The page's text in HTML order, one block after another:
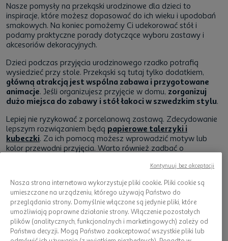
Nasze pomysły na przekąski urodzinowe dla dzieci to
inspiracje, które możesz dopasować do ich wieku i upodobań
smakowych. Na koniec pomożemy Ci udekorować stół i
podamy praktyczne porady dotyczące wyboru zastawy i
akcesoriów dekoracyjnych.
Dzieci podczas przyjęcia urodzinowego rzadko potrafią
wysiedzieć przy stole. Przekąski są tutaj tylko dodatkiem,
główną atrakcją jest wspólna zabawa i przygotowane
animacje. Jeśli organizujesz przyjęcie w domu, zorganizuj
dużo miejsca do zabawy i stół łakoci w szwedzkim stylu.
Lepiej nie ryzykować z porcelanową zastawą. Zdecydowanie
lepszym rozwiązaniem będą papierowe talerzyki i
kubeczki. Za ich pomocą możesz wprowadzić motyw lub
kolor przewodni przyjęcia. Warto również zadbać o
, które przydadzą się do wytarcia
Przygotowanie przyjęcia urodzinowego dla dziecka wymaga
sporo pracy i odpowiedniego planowania. Chętnie Ci w tym
pomożemy. Wsklepie internetowym Auchanzamówisz z
dostawą do domu wszystko, czego potrzebujesz, aby
przygotować przekąski i zadbać o estetykę stołu oraz
Nasza strona internetowa wykorzystuje pliki cookie. Pliki cookie są
umieszczane na urządzeniu, którego używają Państwo do
przeglądania strony. Domyślnie włączone są jedynie pliki, które
umożliwiają poprawne działanie strony. Włączenie pozostałych
plików (analitycznych, funkcjonalnych i marketingowych) zależy od
Państwa decyzji. Mogą Państwo zaakceptować wszystkie pliki lub
Kontynuuj bez akceptacji